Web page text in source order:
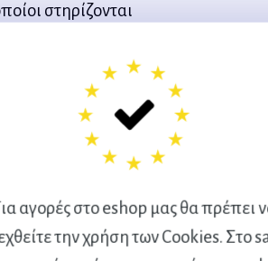
αγορές στο eshop μας θα πρέπει
την χρήση των Cookies. Στο
στηρίζονται
πάρουμε
του σώματος και
ομάδες
και
για τις